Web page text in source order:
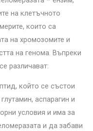
на клетъчното
които са
на хромозомите и
на генома. Въпреки
различават:
който се състои
аспарагин и
условия и има за
и да забави